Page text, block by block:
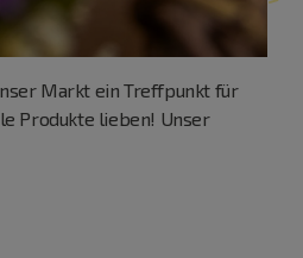
Markt ein Treffpunkt für
Produkte lieben! Unser